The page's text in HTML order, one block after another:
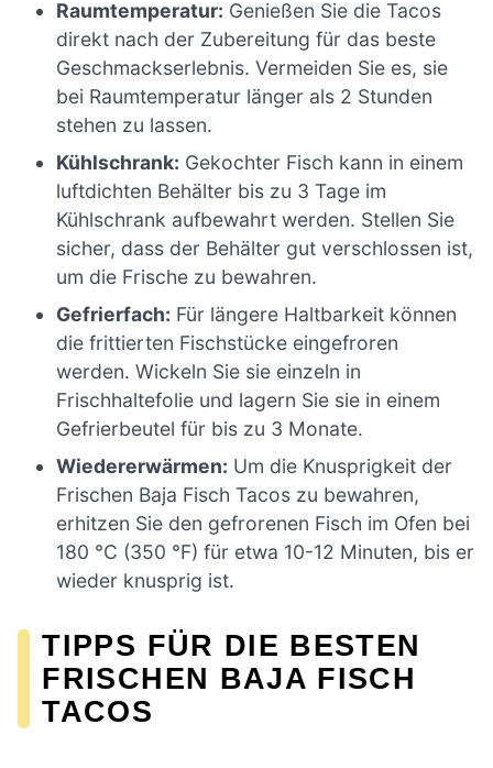
Raumtemperatur: Genießen Sie die Tacos
direkt nach der Zubereitung für das beste
Geschmackserlebnis. Vermeiden Sie es, sie
bei Raumtemperatur länger als 2 Stunden
stehen zu lassen.
Kühlschrank: Gekochter Fisch kann in einem
luftdichten Behälter bis zu 3 Tage im
Kühlschrank aufbewahrt werden. Stellen Sie
sicher, dass der Behälter gut verschlossen ist,
um die Frische zu bewahren.
Gefrierfach: Für längere Haltbarkeit können
die frittierten Fischstücke eingefroren
werden. Wickeln Sie sie einzeln in
Frischhaltefolie und lagern Sie sie in einem
Gefrierbeutel für bis zu 3 Monate.
Wiedererwärmen: Um die Knusprigkeit der
Frischen Baja Fisch Tacos zu bewahren,
erhitzen Sie den gefrorenen Fisch im Ofen bei
180 °C (350 °F) für etwa 10-12 Minuten, bis er
wieder knusprig ist.
TIPPS FÜR DIE BESTEN
FRISCHEN BAJA FISCH
TACOS